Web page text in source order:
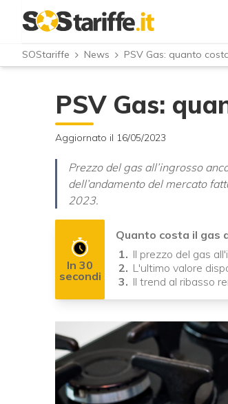
SOStariffe News PSV Gas: quanto
PSV Gas:
Aggiornato il 16/05/2023
Prezzo del gas all’ingrosso
dell’andamento del mercato
2023.
In 30
secondi
Quanto costa il gas
Il prezzo del gas
L'ultimo valore
Il trend al ribasso